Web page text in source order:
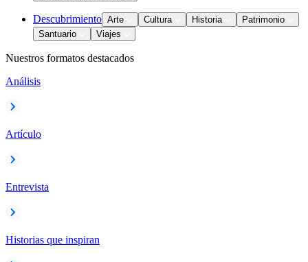
Descubrimiento Arte Cultura Historia
Patrimonio
Santuario
Viajes
Nuestros formatos destacados
Análisis
Artículo
Entrevista
Historias que inspiran